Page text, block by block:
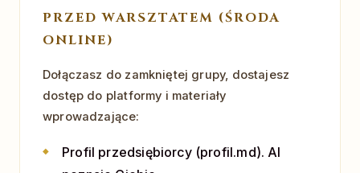
PRZED WARSZTATEM (ŚRODA
ONLINE)
Dołączasz do zamkniętej grupy, dostajesz
dostęp do platformy i materiały
wprowadzające:
Profil przedsiębiorcy (profil.md). AI